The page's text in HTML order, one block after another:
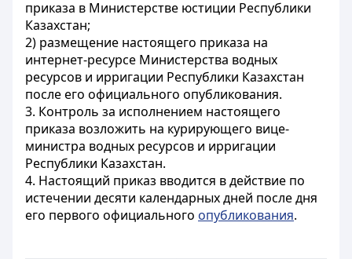
приказа в Министерстве юстиции Республики
Казахстан;
2) размещение настоящего приказа на
интернет-ресурсе Министерства водных
ресурсов и ирригации Республики Казахстан
после его официального опубликования.
3. Контроль за исполнением настоящего
приказа возложить на курирующего вице-
министра водных ресурсов и ирригации
Республики Казахстан.
4. Настоящий приказ вводится в действие по
истечении десяти календарных дней после дня
его первого официального опубликования.